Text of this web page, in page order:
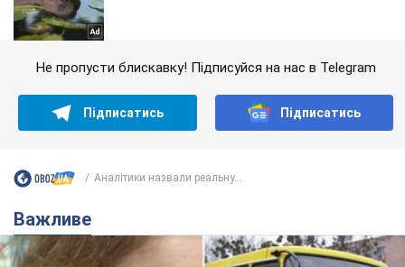
Не пропусти блискавку! Підписуйся на нас в Telegram
Підписатись Підписатись
Аналітики назвали реальну...
Важливе